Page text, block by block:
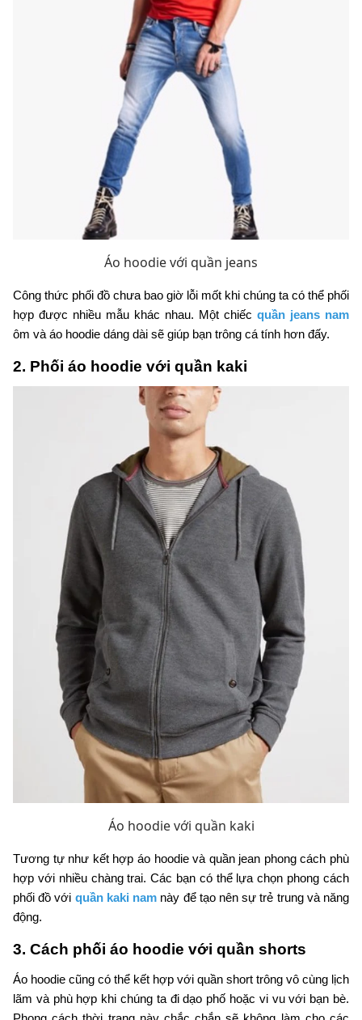
Áo hoodie với quần jeans
Công thức phối đồ chưa bao giờ lỗi mốt khi chúng ta có thể phối
hợp được nhiều mẫu khác nhau. Một chiếc quần jeans nam
ôm và áo hoodie dáng dài sẽ giúp bạn trông cá tính hơn đấy.
2. Phối áo hoodie với quần kaki
Áo hoodie với quần kaki
Tương tự như kết hợp áo hoodie và quần jean phong cách phù
hợp với nhiều chàng trai. Các bạn có thể lựa chọn phong cách
phối đồ với quần kaki nam này để tạo nên sự trẻ trung và năng
động.
3. Cách phối áo hoodie với quần shorts
Áo hoodie cũng có thể kết hợp với quần short trông vô cùng lịch
lãm và phù hợp khi chúng ta đi dạo phố hoặc vi vu với bạn bè.